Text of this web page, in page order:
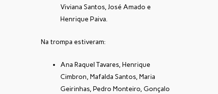
Viviana Santos, José Amado e
Henrique Paiva.
Na trompa estiveram:
Ana Raquel Tavares, Henrique
Cimbron, Mafalda Santos, Maria
Geirinhas, Pedro Monteiro, Gonçalo